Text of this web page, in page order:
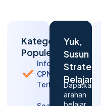
Kategori
Populer
Informasi
CPNS
Terbaru
Yuk,
Susun
Strategi
Belajarmu
Dapatkan
arahan
belajar